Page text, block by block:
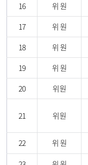
16
위 원
17
위 원
18
위 원
19
위 원
20
위원
21 위원
22 위 원